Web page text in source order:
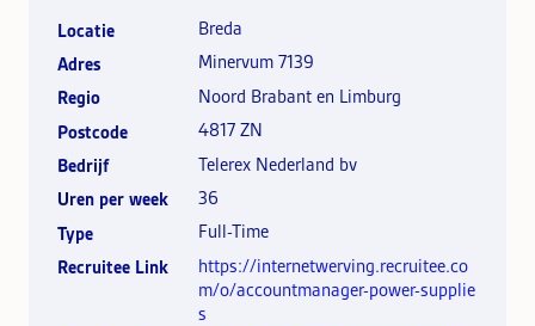
Locatie
Breda
Adres
Minervum 7139
Regio
Noord Brabant en Limburg
Postcode
4817 ZN
Bedrijf
Telerex Nederland bv
Uren per week
36
Type
Full-Time
Recruitee Link
https://internetwerving.recruitee.co
m/o/accountmanager-power-supplie
s